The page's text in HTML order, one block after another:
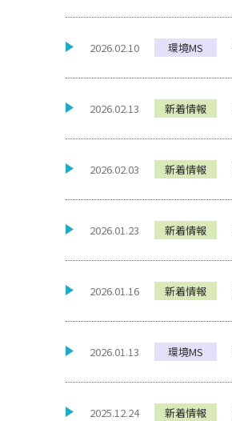
2026.02.10 環境MS
2026.02.13 新着情報
2026.02.03 新着情報
2026.01.23 新着情報
2026.01.16 新着情報
2026.01.13 環境MS
2025.12.24 新着情報